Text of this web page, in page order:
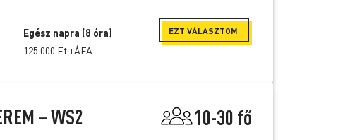
Egész napra (8 óra)
125.000 Ft +ÁFA
EZT VÁLASZTOM
– WS2 10-30 fő